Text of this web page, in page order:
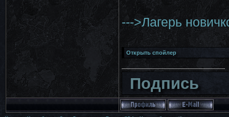
--->Лагерь
Подпись